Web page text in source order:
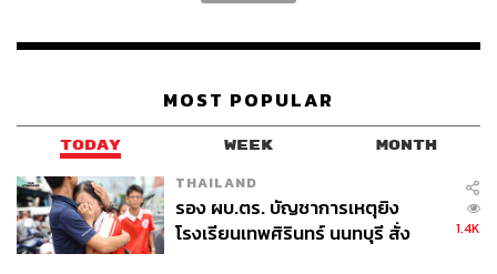
MOST POPULAR
TODAY WEEK MONTH
THAILAND
รอง ผบ.ตร. บัญชาการเหตุยิง
โรงเรียนเทพศิรินทร์ นนทบุรี สั่ง
1.4K